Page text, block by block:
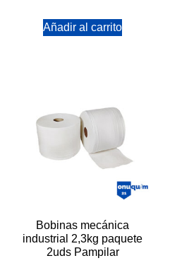
Añadir al carrito
Bobinas mecánica
industrial 2,3kg paquete
2uds Pampilar